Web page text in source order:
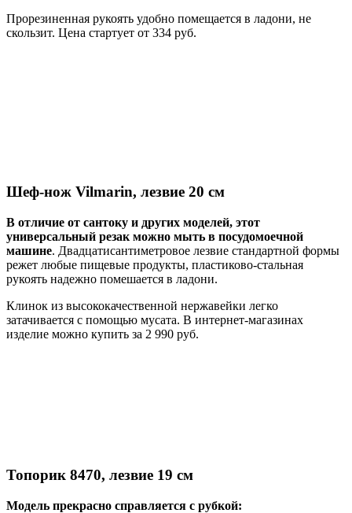
Прорезиненная рукоять удобно помещается в ладони, не
скользит. Цена стартует от 334 руб.
Шеф-нож Vilmarin, лезвие 20 см
В отличие от сантоку и других моделей, этот
универсальный резак можно мыть в посудомоечной
машине. Двадцатисантиметровое лезвие стандартной формы
режет любые пищевые продукты, пластиково-стальная
рукоять надежно помешается в ладони.
Клинок из высококачественной нержавейки легко
затачивается с помощью мусата. В интернет-магазинах
изделие можно купить за 2 990 руб.
Топорик 8470, лезвие 19 см
Модель прекрасно справляется с рубкой: